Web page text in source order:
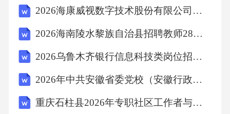
言之境。它的笔画，它的结构只有在不可言传
的意境中体会其真味。在这种纯粹线条美与结
构美的魔力的教养领悟中，中国人可有绝对自
一段文字主要意思的提炼，最准确的一项是()
2026海康威视数字技术股份有限公司招聘备考题库及答案详解（真题汇编）
2026海南陵水黎族自治县招聘教师28人备考题库（第一号）及答案详解（夺冠）
2026乌鲁木齐银行信息科技类岗位招聘备考题库及答案详解1套
2026年中共安徽省委党校（安徽行政学院）招聘博士20人备考题库含答案详解（预热题）
重庆石柱县2026年专职社区工作者与后备人员招聘考试试卷-含答案解析